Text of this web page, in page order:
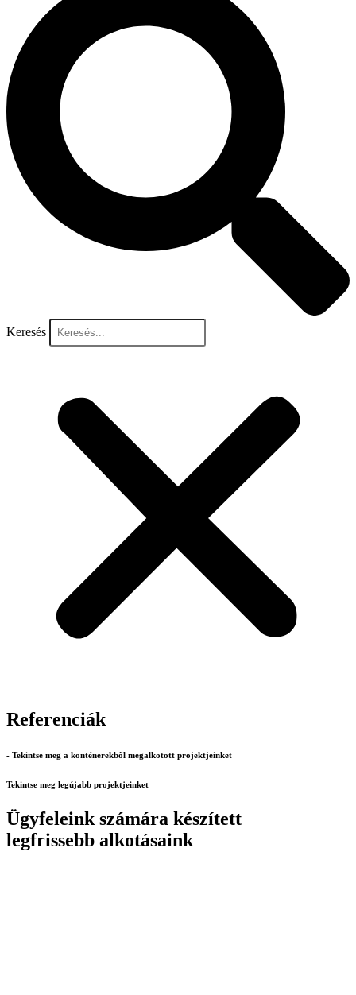
Keresés
Referenciák
- Tekintse meg a konténerekből megalkotott projektjeinket
Tekintse meg legújabb projektjeinket
Ügyfeleink számára készített
legfrissebb alkotásaink